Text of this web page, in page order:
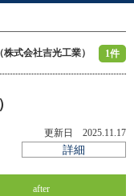
（株式会社吉光工業） 1件
更新日 2025.11.17
詳細
after